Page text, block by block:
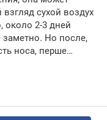
сухой воздух
около 2-3 дней
заметно. Но после,
носа, перше…